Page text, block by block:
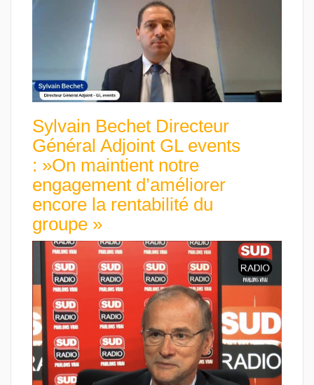
Sylvain Bechet Directeur
Général Adjoint GL events
: »On maintient notre
engagement d’améliorer
encore la rentabilité du
groupe »